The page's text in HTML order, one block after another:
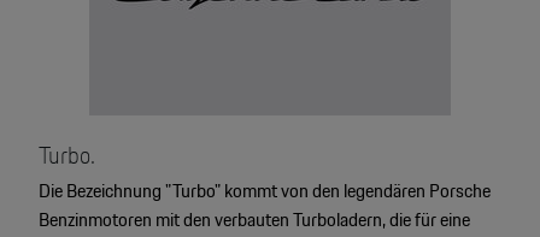
Turbo.
Die Bezeichnung "Turbo" kommt von den legendären Porsche
Benzinmotoren mit den verbauten Turboladern, die für eine
4